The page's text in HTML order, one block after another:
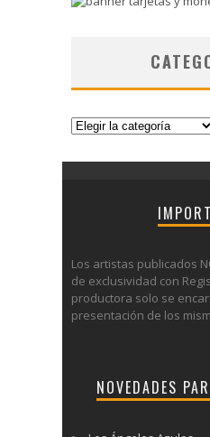
Categorías
Los artistas publicados
de exclusividad con
productora solo se
presentación de los
NOVEDADES